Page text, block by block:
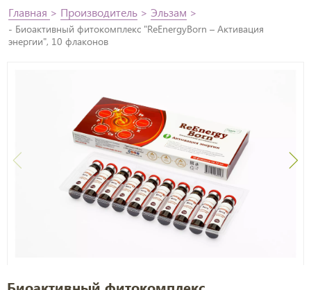
Главная > Производитель > Эльзам >
- Биоактивный фитокомплекс "ReEnergyBorn – Активация
энергии", 10 флаконов